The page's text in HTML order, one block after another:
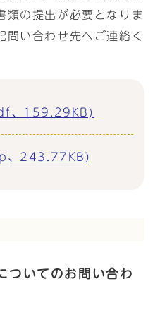
類の提出が必要となりま
問い合わせ先へご連絡く
、159.29KB)
、243.77KB)
ついてのお問い合わ